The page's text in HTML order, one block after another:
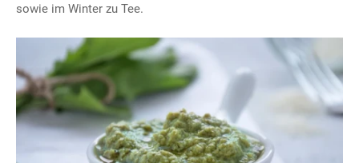
sowie im Winter zu Tee.